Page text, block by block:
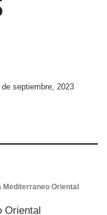
septiembre, 2023
Oriental